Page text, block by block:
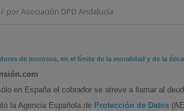
/ porAsociación DPD Andalucía
de morosos, en el límite de la moralidad y de la ética
en España el cobrador se atreve a llamar al
la Agencia Española de Protección de Datos